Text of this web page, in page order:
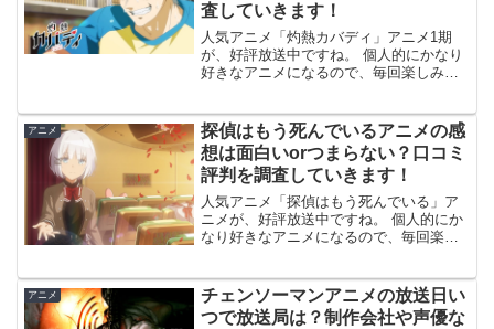
査していきます！
人気アニメ「灼熱カバディ」アニメ1期
が、好評放送中ですね。 個人的にかなり
好きなアニメになるので、毎回楽しみに
ょ？ つまらないなんて人はまさかいない
でしょ？ と、ふと思...
アニメ
探偵はもう死んでいるアニメの感
想は面白いorつまらない？口コミ
評判を調査していきます！
人気アニメ「探偵はもう死んでいる」ア
ニメが、好評放送中ですね。 個人的にか
なり好きなアニメになるので、毎回楽し
ろいの？みんなどう思ってるの？ つまら
ないなんて人はまさ...
アニメ
チェンソーマンアニメの放送日い
つで放送局は？制作会社や声優な